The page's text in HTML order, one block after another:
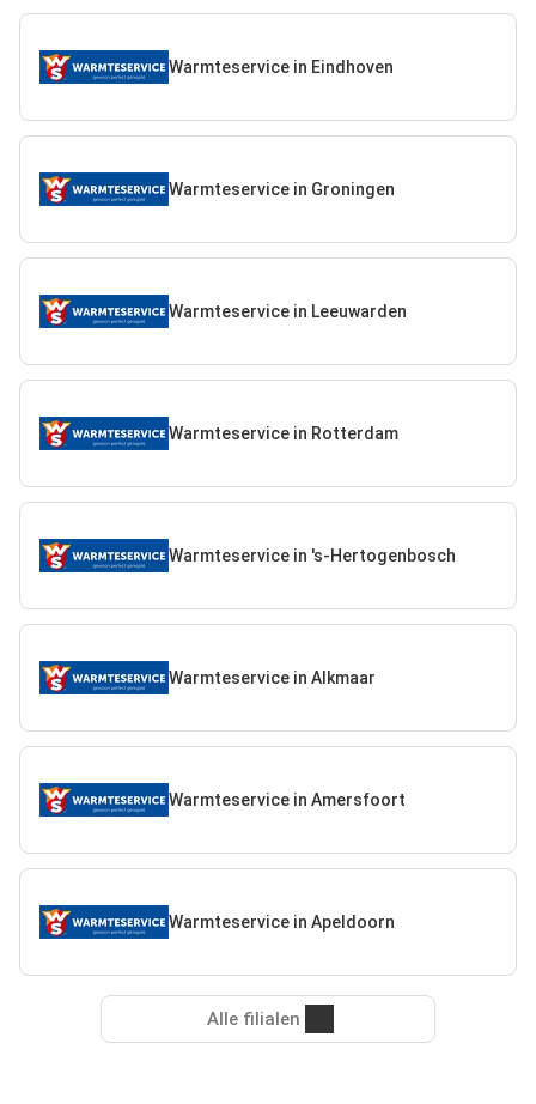
Warmteservice in Eindhoven
Warmteservice in Groningen
Warmteservice in Leeuwarden
Warmteservice in Rotterdam
Warmteservice in 's-Hertogenbosch
Warmteservice in Alkmaar
Warmteservice in Amersfoort
Warmteservice in Apeldoorn
Alle filialen